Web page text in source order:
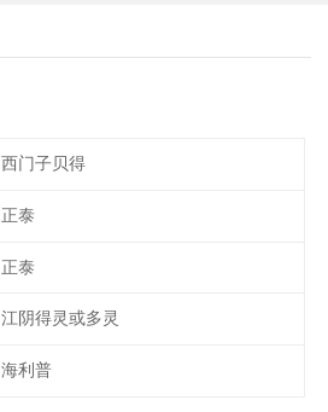
西门子贝得
正泰
正泰
江阴得灵或多灵
海利普